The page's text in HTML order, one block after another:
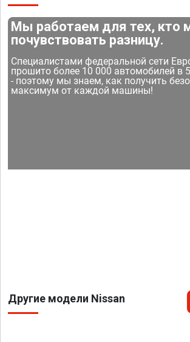
Мы работаем для тех, кто
почувствовать разницу.
Специалистами федеральной сети
прошито более 10 000 автомобилей в
- поэтому мы знаем, как получить
максимум от каждой машины!
Другие модели Nissan